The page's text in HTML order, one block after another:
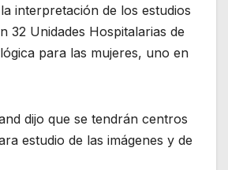
interpretación de los estudios
32 Unidades Hospitalarias de
para las mujeres, uno en
dijo que se tendrán centros
estudio de las imágenes y de